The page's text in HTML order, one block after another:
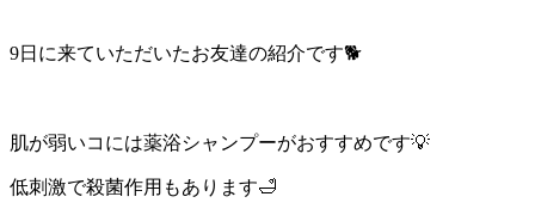
県
千
早
9日に来ていただいたお友達の紹介です🐕
肌が弱いコには薬浴シャンプーがおすすめです💡
低刺激で殺菌作用もあります🛁